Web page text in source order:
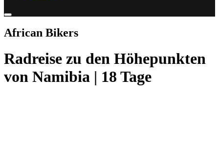
African Bikers
Radreise zu den Höhepunkten
von Namibia | 18 Tage